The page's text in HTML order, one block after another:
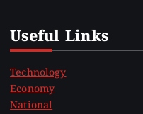
Useful Links
Technology
Economy
National